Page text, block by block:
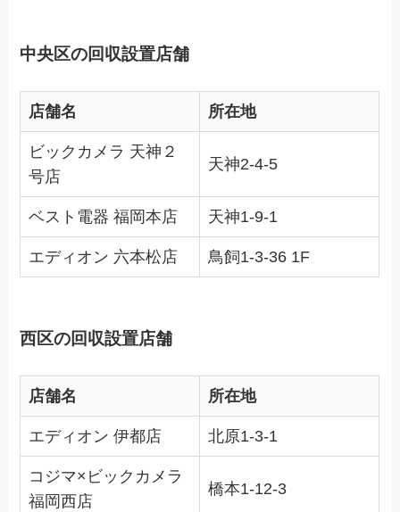
中央区の回収設置店舗
店舗名 所在地
ビックカメラ 天神２
号店
天神2-4-5
ベスト電器 福岡本店 天神1-9-1
エディオン 六本松店 鳥飼1-3-36 1F
西区の回収設置店舗
店舗名 所在地
エディオン 伊都店 北原1-3-1
コジマ×ビックカメラ
福岡西店
橋本1-12-3